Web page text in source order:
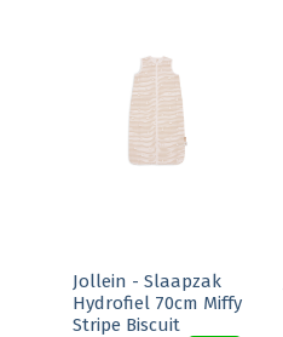
Jollein - Slaapzak
Hydrofiel 70cm Miffy
Stripe Biscuit